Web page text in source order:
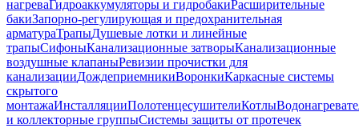
нагреваГидроаккумуляторы и гидробакиРасширительные
бакиЗапорно-регулирующая и предохранительная
арматураТрапыДушевые лотки и линейные
трапыСифоныКанализационные затворыКанализационные
воздушные клапаныРевизии прочистки для
канализацииДождеприемникиВоронкиКаркасные системы
скрытого
монтажаИнсталляцииПолотенцесушителиКотлы
и коллекторные группыСистемы защиты от протечек